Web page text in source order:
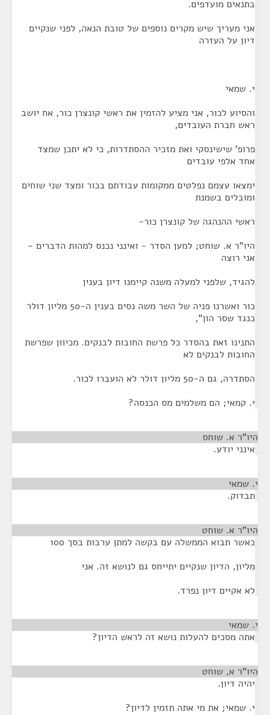
בתנאים מועדפים.
אני מעריך שיש מקרים נוספים של טובת הנאה, לפני שנקיים
דיון על העזרה
י. שמאי
והסיוע לכור, אני מציע להזמין את ראשי קונצרן כור, אח יושב
ראש חברת העובדים,
פרופ' שישינסקי ואת מזכיר ההסתדרות, כי לא יתכן שמצד
אחד אלפי עובדים
ימצאו עצמם נפלטים ממקומות עבודתם בכור ומצד שני שוחים
ומובלים בשמנת
ראשי ההנהגה של קונצרן כור-
היו"ר א. שוחט; למען הסדר - ואינני נכנס למהות הדברים -
אני רוצה
להגיד, שלפני למעלה משנה קיימנו דיון בענין
כור ואשרנו פניה של השר משה נסים בענין ה-50 מליון דולר
כנגד שסר הון",
התנינו זאת בהסדר כל פרשת החובות לבנקים. מכיוון שפרשת
החובות לבנקים לא
הסתדרה, גם ה-50 מליון דולר לא הועברו לכור.
י. קמאי; הם משלמים מס הכנסה?
היו"ר א. שוחס
אינני יודע.
י. שמאי
תבדוק.
היו"ר א. שוחט
כאשר תבוא הממשלה עם בקשה למתן ערבות בסך 100
מליון, הדיון שנקיים יתייחס גם לנושא זה. אני
לא אקיים דיון נפרד.
י. שמאי
אתה מסכים להעלות נושא זה לראש הדיון?
היו"ר א, שוחט
יהיה דיון.
י. שמאי; את מי אתה תזמין לדיון?